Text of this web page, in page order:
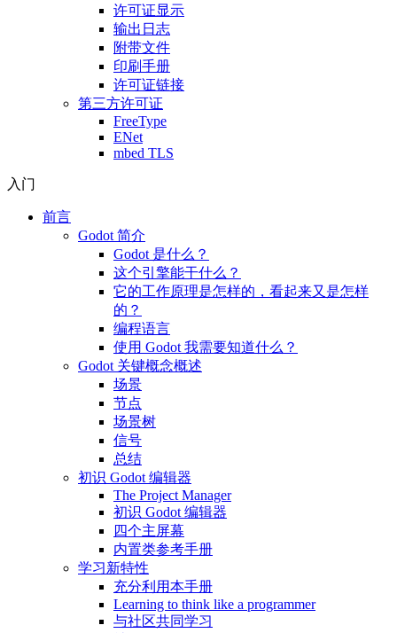
许可证显示
输出日志
附带文件
印刷手册
许可证链接
第三方许可证
FreeType
ENet
mbed TLS
入门
前言
Godot 简介
Godot 是什么？
这个引擎能干什么？
它的工作原理是怎样的，看起来又是怎样
的？
编程语言
使用 Godot 我需要知道什么？
Godot 关键概念概述
场景
节点
场景树
信号
总结
初识 Godot 编辑器
The Project Manager
初识 Godot 编辑器
四个主屏幕
内置类参考手册
学习新特性
充分利用本手册
Learning to think like a programmer
与社区共同学习